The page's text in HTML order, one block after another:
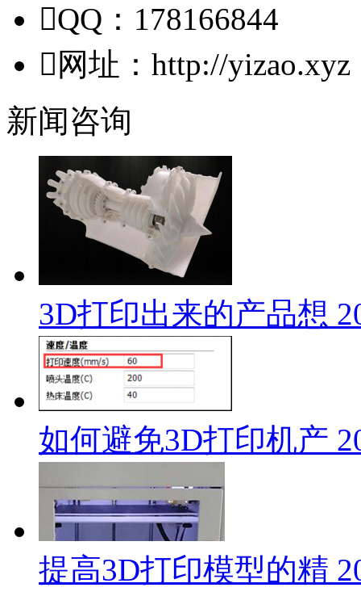
QQ：178166844
 网址：http://yizao.xyz
新闻咨询
3D打印出来的产品想
如何避免3D打印机产
提高3D打印模型的精